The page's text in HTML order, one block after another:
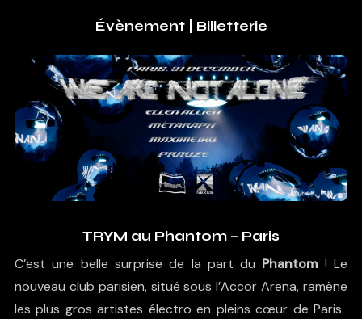
Évènement Billetterie
TRYM au Phantom – Paris
C’est une belle surprise de la part du Phantom ! Le
nouveau club parisien, situé sous l’Accor Arena, ramène
les plus gros artistes électro en pleins cœur de Paris.